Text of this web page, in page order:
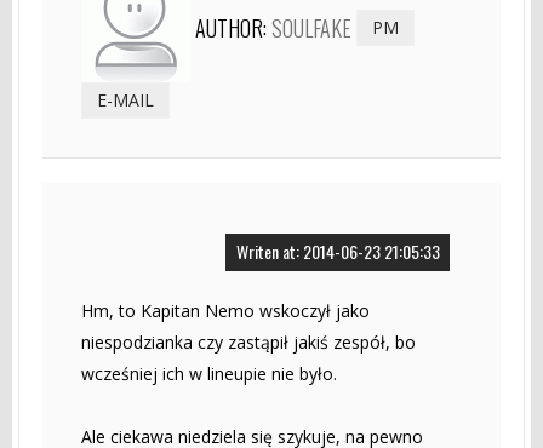
AUTHOR:SOULFAKE PM
E-MAIL
Writen at: 2014-06-23 21:05:33
Hm, to Kapitan Nemo wskoczył jako
niespodzianka czy zastąpił jakiś zespół, bo
wcześniej ich w lineupie nie było.
Ale ciekawa niedziela się szykuje, na pewno